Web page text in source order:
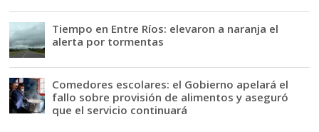
Tiempo en Entre Ríos: elevaron a naranja el
alerta por tormentas
Comedores escolares: el Gobierno apelará el
fallo sobre provisión de alimentos y aseguró
que el servicio continuará